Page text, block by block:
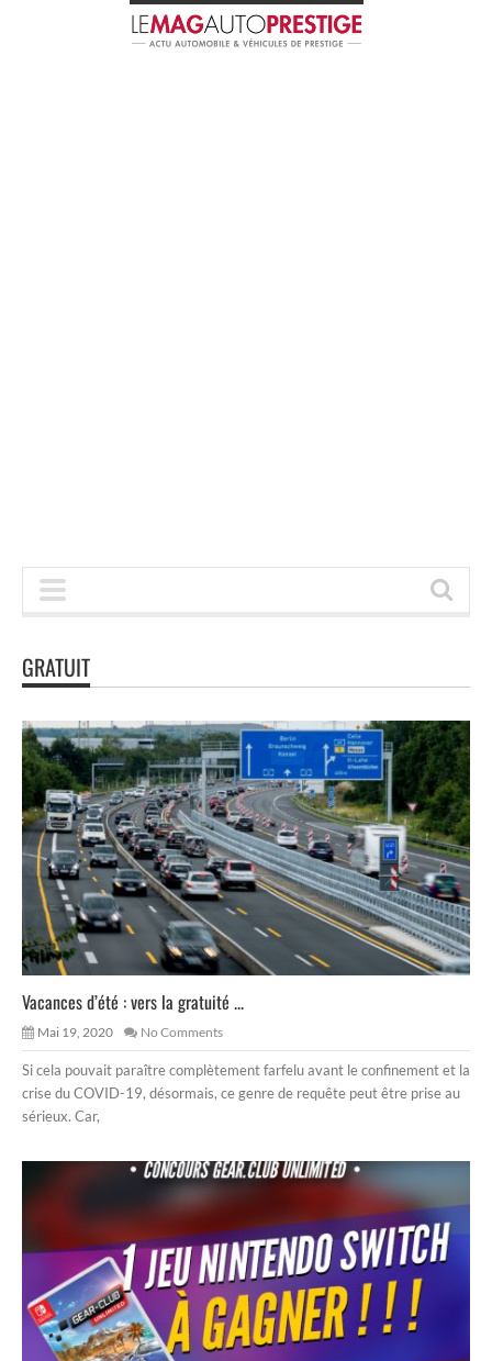
GRATUIT
Vacances d’été : vers la gratuité ...
Mai 19, 2020 No Comments
Si cela pouvait paraître complètement farfelu avant le confinement et la
crise du COVID-19, désormais, ce genre de requête peut être prise au
sérieux. Car,